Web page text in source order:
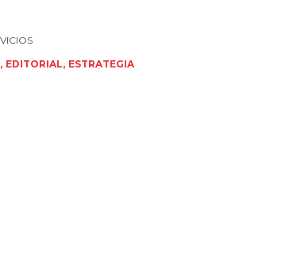
EDITORIAL ESTRATEGIA